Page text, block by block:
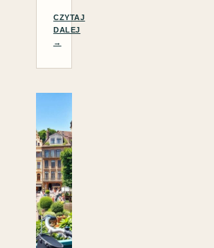
CZYTAJ
DALEJ
→